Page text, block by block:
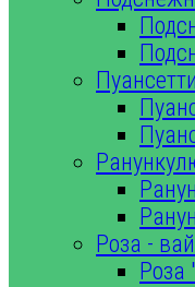
Роза -
Роза